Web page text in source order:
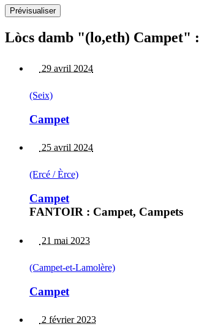
Lòcs damb "(lo,eth) Campet" :
29 avril 2024
(Seix)
Campet
25 avril 2024
(Ercé / Èrce)
Campet
FANTOIR : Campet, Campets
21 mai 2023
(Campet-et-Lamolère)
Campet
2 février 2023